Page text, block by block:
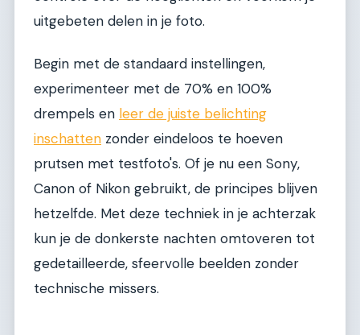
uitgebeten delen in je foto.
Begin met de standaard instellingen,
experimenteer met de 70% en 100%
drempels en leer de juiste belichting
inschatten zonder eindeloos te hoeven
prutsen met testfoto's. Of je nu een Sony,
Canon of Nikon gebruikt, de principes blijven
hetzelfde. Met deze techniek in je achterzak
kun je de donkerste nachten omtoveren tot
gedetailleerde, sfeervolle beelden zonder
technische missers.